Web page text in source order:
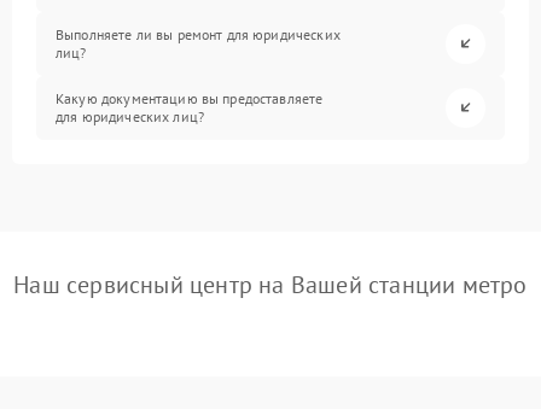
Выполняете ли вы ремонт для юридических
лиц?
Какую документацию вы предоставляете
для юридических лиц?
Наш сервисный центр на Вашей станции метро